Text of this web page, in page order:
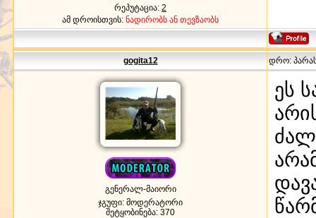
რეპუტაცია: 2
ამ დროისთვის: ნადირობს ან თევზაობს
gogita12 დრო:
გენერალ-მაიორი
ჯგუფი: მოდერატორი
შეტყობინება: 370
ეს